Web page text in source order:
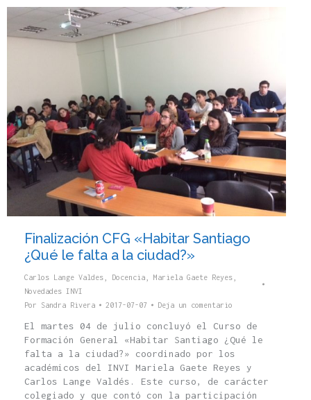
Finalización CFG «Habitar Santiago
¿Qué le falta a la ciudad?»
Carlos Lange Valdes Docencia Mariela Gaete Reyes
Novedades INVI
Por Sandra Rivera 2017-07-07 Deja un comentario
El martes 04 de julio concluyó el Curso de
Formación General «Habitar Santiago ¿Qué le
falta a la ciudad?» coordinado por los
académicos del INVI Mariela Gaete Reyes y
Carlos Lange Valdés. Este curso, de carácter
colegiado y que contó con la participación